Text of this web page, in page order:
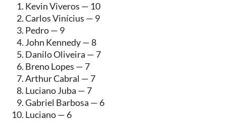
Kevin Viveros — 10
Carlos Vinícius — 9
Pedro — 9
John Kennedy — 8
Danilo Oliveira — 7
Breno Lopes — 7
Arthur Cabral — 7
Luciano Juba — 7
Gabriel Barbosa — 6
Luciano — 6